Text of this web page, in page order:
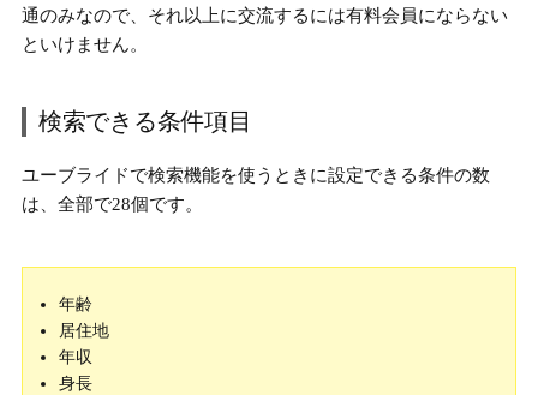
通のみなので、それ以上に交流するには有料会員にならない
といけません。
検索できる条件項目
ユーブライドで検索機能を使うときに設定できる条件の数
は、全部で28個です。
年齢
居住地
年収
身長